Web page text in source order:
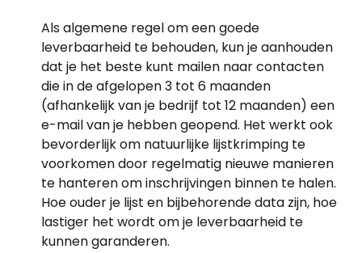
Als algemene regel om een goede
leverbaarheid te behouden, kun je aanhouden
dat je het beste kunt mailen naar contacten
die in de afgelopen 3 tot 6 maanden
(afhankelijk van je bedrijf tot 12 maanden) een
e-mail van je hebben geopend. Het werkt ook
bevorderlijk om natuurlijke lijstkrimping te
voorkomen door regelmatig nieuwe manieren
te hanteren om inschrijvingen binnen te halen.
Hoe ouder je lijst en bijbehorende data zijn, hoe
lastiger het wordt om je leverbaarheid te
kunnen garanderen.